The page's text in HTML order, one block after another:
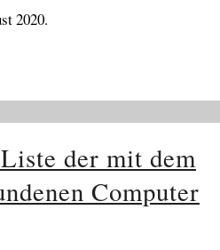
2020.
der mit dem
Computer